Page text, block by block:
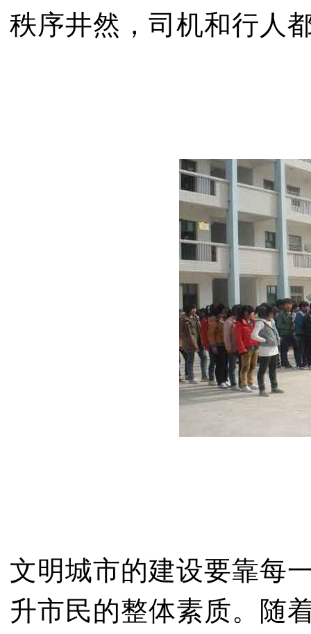
秩序井然，司机和行人
文明城市的建设要靠每
升市民的整体素质。随